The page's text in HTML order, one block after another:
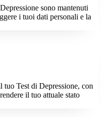
sono mantenuti
i tuoi dati personali e la
Test di Depressione, con
il tuo attuale stato